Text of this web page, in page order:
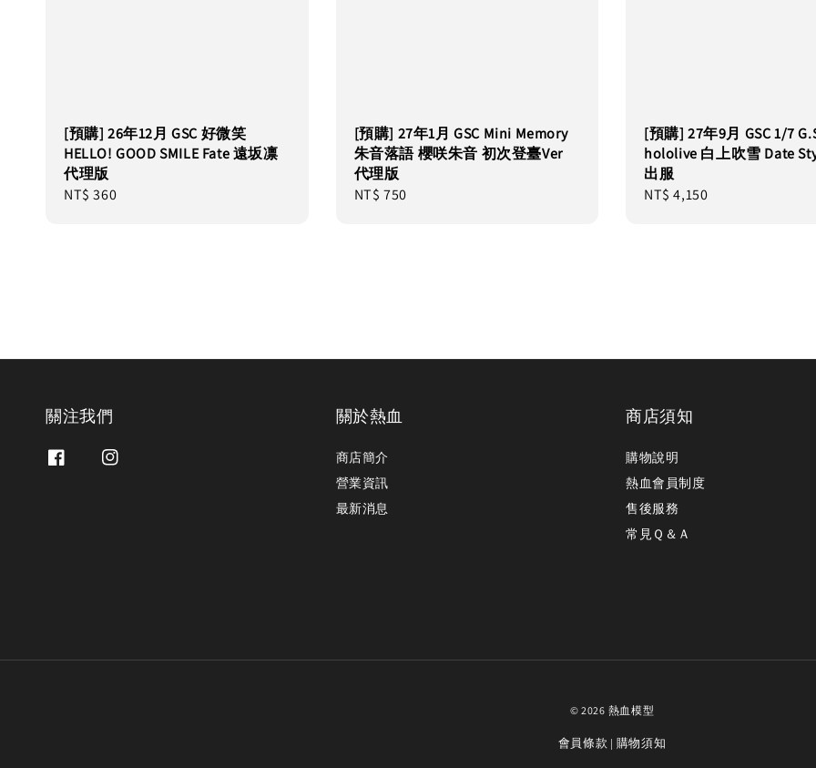
[預購] 26年12月 GSC 好微笑
HELLO! GOOD SMILE Fate 遠坂凛
代理版
Regular
NT$ 360
[預購] 27年1月 GSC Mini Memory
朱音落語 櫻咲朱音 初次登臺Ver
代理版
Regular
NT$ 750
[預購] 27年9月 GSC 1/7
hololive 白上吹雪 Date
出服
Regular
NT$ 4,150
關注我們 關於熱血
商店簡介
營業資訊
最新消息
商店須知
購物說明
熱血會員制度
售後服務
常見Ｑ＆Ａ
© 2026 熱血模型
會員條款 | 購物須知